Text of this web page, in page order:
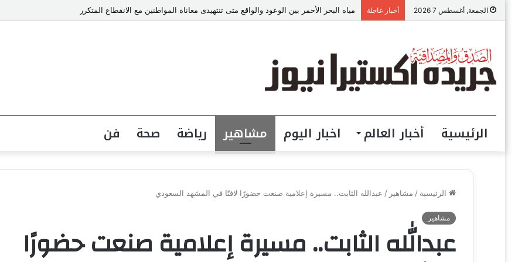
الجمعة, أغسطس 7 2026 أخبار عاجلة مياه البحر الأحمر بين الوعود والواقع متى تنتهيدى معاناة المواطنين مع الانقطاع المتكرر
الرئيسية أخبار العالم اخبار اليوم مشاهير رياضة صحة فن
الرئيسية / مشاهير / عبدالله الثابت.. مسيرة إعلامية صنعت حضورًا لافتًا في المشهد السعودي
مشاهير
عبدالله الثابت.. مسيرة إعلامية صنعت حضورًا